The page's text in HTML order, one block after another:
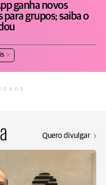
ganha novos
para grupos; saiba o
Quero divulgar